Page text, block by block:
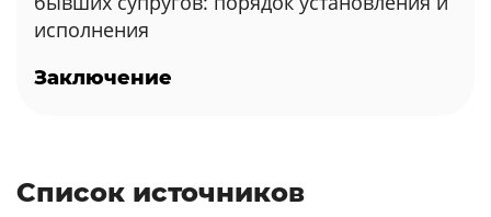
исполнения
Заключение
Список источников